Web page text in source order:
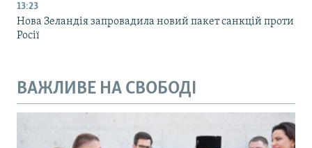
13:23
Нова Зеландія запровадила новий пакет санкцій проти
Росії
ВАЖЛИВЕ НА СВОБОДІ